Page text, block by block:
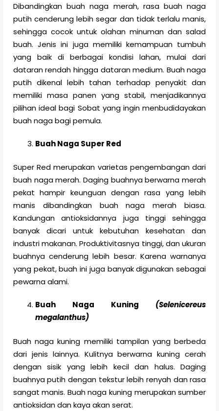
Dibandingkan buah naga merah, rasa buah naga
putih cenderung lebih segar dan tidak terlalu manis,
sehingga cocok untuk olahan minuman dan salad
buah. Jenis ini juga memiliki kemampuan tumbuh
yang baik di berbagai kondisi lahan, mulai dari
dataran rendah hingga dataran medium. Buah naga
putih dikenal lebih tahan terhadap penyakit dan
memiliki masa panen yang stabil, menjadikannya
pilihan ideal bagi Sobat yang ingin menbudidayakan
buah naga bagi pemula.
Buah Naga Super Red
Super Red merupakan varietas pengembangan dari
buah naga merah. Daging buahnya berwarna merah
pekat hampir keunguan dengan rasa yang lebih
manis dibandingkan buah naga merah biasa.
Kandungan antioksidannya juga tinggi sehingga
banyak dicari untuk kebutuhan kesehatan dan
industri makanan. Produktivitasnya tinggi, dan ukuran
buahnya cenderung lebih besar. Karena warnanya
yang pekat, buah ini juga banyak digunakan sebagai
pewarna alami.
Buah Naga Kuning (Selenicereus
megalanthus)
Buah naga kuning memiliki tampilan yang berbeda
dari jenis lainnya. Kulitnya berwarna kuning cerah
dengan sisik yang lebih kecil dan halus. Daging
buahnya putih dengan tekstur lebih renyah dan rasa
sangat manis. Buah naga kuning merupakan sumber
antioksidan dan kaya akan serat.